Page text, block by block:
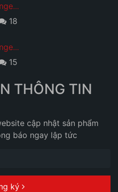
18
15
THÔNG TIN
cập nhật sản phẩm
báo ngay lập tức
ký